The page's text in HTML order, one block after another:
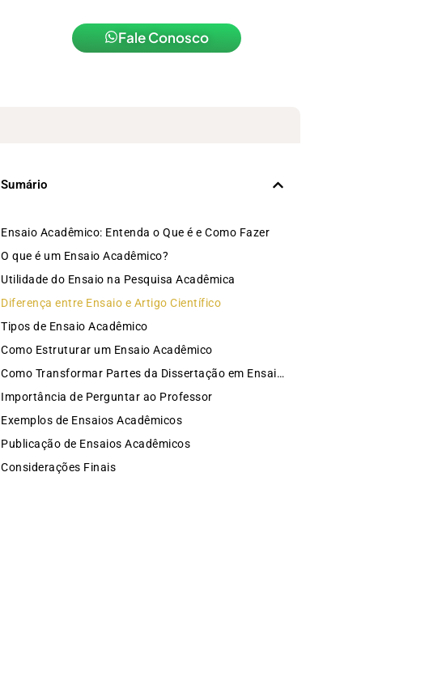
Fale Conosco
Sumário
Ensaio Acadêmico: Entenda o Que é e Como Fazer
O que é um Ensaio Acadêmico?
Utilidade do Ensaio na Pesquisa Acadêmica
Diferença entre Ensaio e Artigo Científico
Tipos de Ensaio Acadêmico
Como Estruturar um Ensaio Acadêmico
Como Transformar Partes da Dissertação em Ensaios
Importância de Perguntar ao Professor
Exemplos de Ensaios Acadêmicos
Publicação de Ensaios Acadêmicos
Considerações Finais